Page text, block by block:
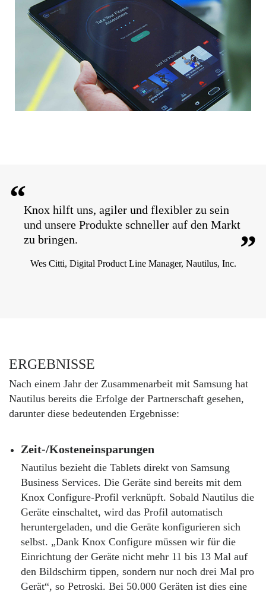
“Knox hilft uns, agiler und flexibler zu sein
und unsere Produkte schneller auf den Markt
zu bringen.
Wes Citti, Digital Product Line Manager, Nautilus, Inc. ”
ERGEBNISSE
Nach einem Jahr der Zusammenarbeit mit Samsung hat
Nautilus bereits die Erfolge der Partnerschaft gesehen,
darunter diese bedeutenden Ergebnisse:
Zeit-/Kosteneinsparungen
Nautilus bezieht die Tablets direkt von Samsung
Business Services. Die Geräte sind bereits mit dem
Knox Configure-Profil verknüpft. Sobald Nautilus die
Geräte einschaltet, wird das Profil automatisch
heruntergeladen, und die Geräte konfigurieren sich
selbst. „Dank Knox Configure müssen wir für die
Einrichtung der Geräte nicht mehr 11 bis 13 Mal auf
den Bildschirm tippen, sondern nur noch drei Mal pro
Gerät“, so Petroski. Bei 50.000 Geräten ist dies eine